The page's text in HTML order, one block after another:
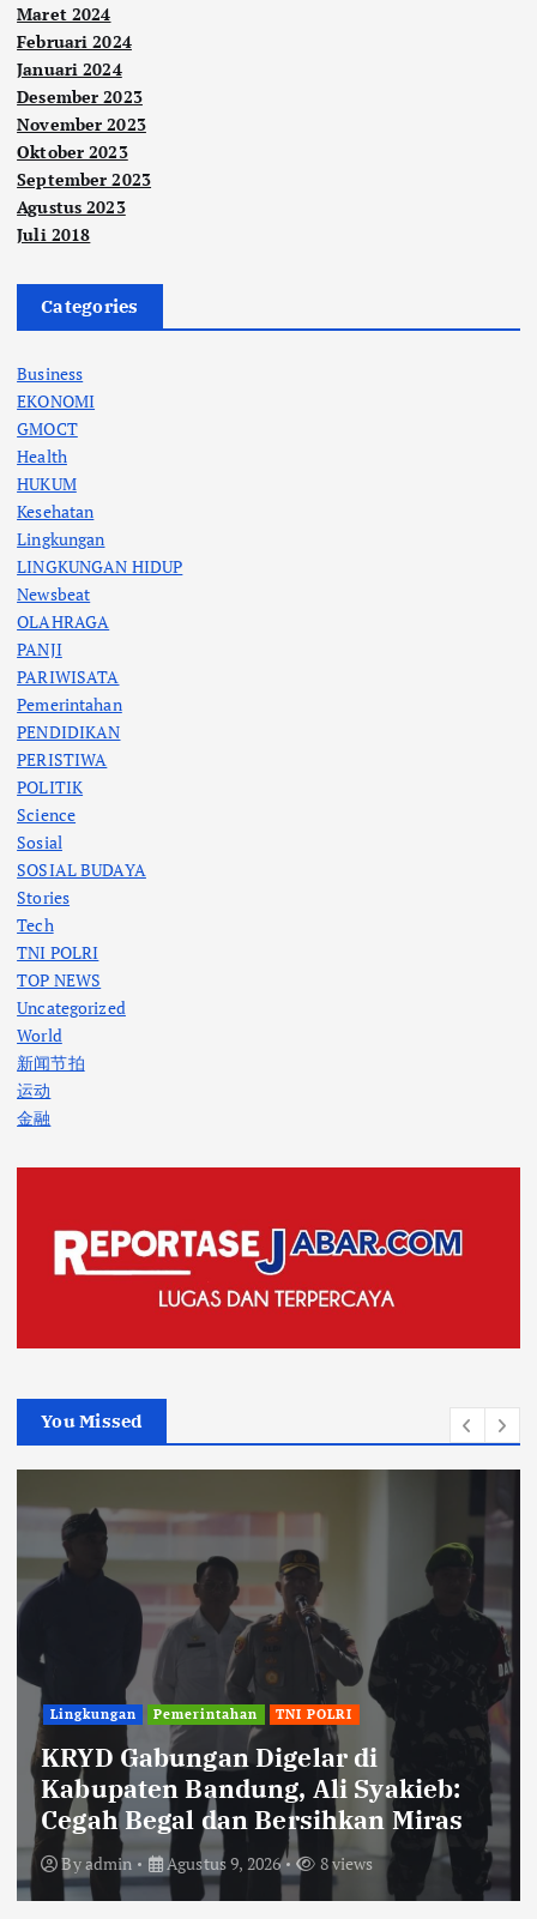
Maret 2024
Februari 2024
Januari 2024
Desember 2023
November 2023
Oktober 2023
September 2023
Agustus 2023
Juli 2018
Categories
Business
EKONOMI
GMOCT
Health
HUKUM
Kesehatan
Lingkungan
LINGKUNGAN HIDUP
Newsbeat
OLAHRAGA
PANJI
PARIWISATA
Pemerintahan
PENDIDIKAN
PERISTIWA
POLITIK
Science
Sosial
SOSIAL BUDAYA
Stories
Tech
TNI POLRI
TOP NEWS
Uncategorized
World
新闻节拍
运动
金融
You Missed
Lingkungan Pemerintahan TNI POLRI
KRYD Gabungan Digelar di
Kabupaten Bandung, Ali Syakieb:
Cegah Begal dan Bersihkan Miras
Byadmin Agustus 9, 2026 8 views